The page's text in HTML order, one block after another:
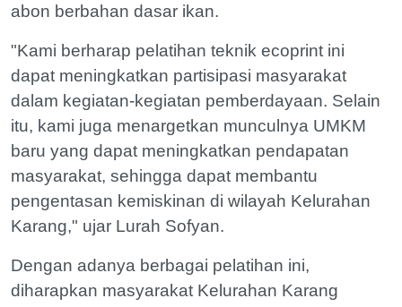
abon berbahan dasar ikan.
"Kami berharap pelatihan teknik ecoprint ini
dapat meningkatkan partisipasi masyarakat
dalam kegiatan-kegiatan pemberdayaan. Selain
itu, kami juga menargetkan munculnya UMKM
baru yang dapat meningkatkan pendapatan
masyarakat, sehingga dapat membantu
pengentasan kemiskinan di wilayah Kelurahan
Karang," ujar Lurah Sofyan.
Dengan adanya berbagai pelatihan ini,
diharapkan masyarakat Kelurahan Karang